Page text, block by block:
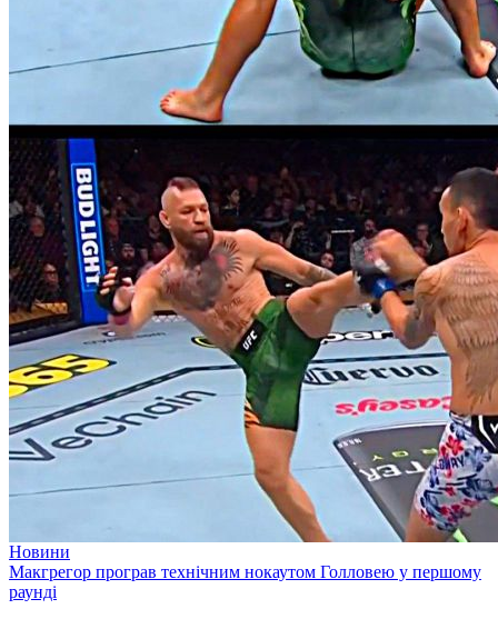
Новини
Макгрегор програв технічним нокаутом Голловею у першому
раунді